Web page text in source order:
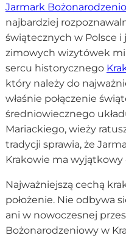
Jarmark
najbardziej
świątecznych w Polsce
zimowych wizytówek
sercu historycznego
który należy do
właśnie połączenie
średniowiecznego
Mariackiego, wieży
tradycji sprawia, że
Krakowie ma wyjątkowy
Najważniejszą cechą
położenie. Nie odbywa
ani w nowoczesnej
Bożonarodzeniowy w